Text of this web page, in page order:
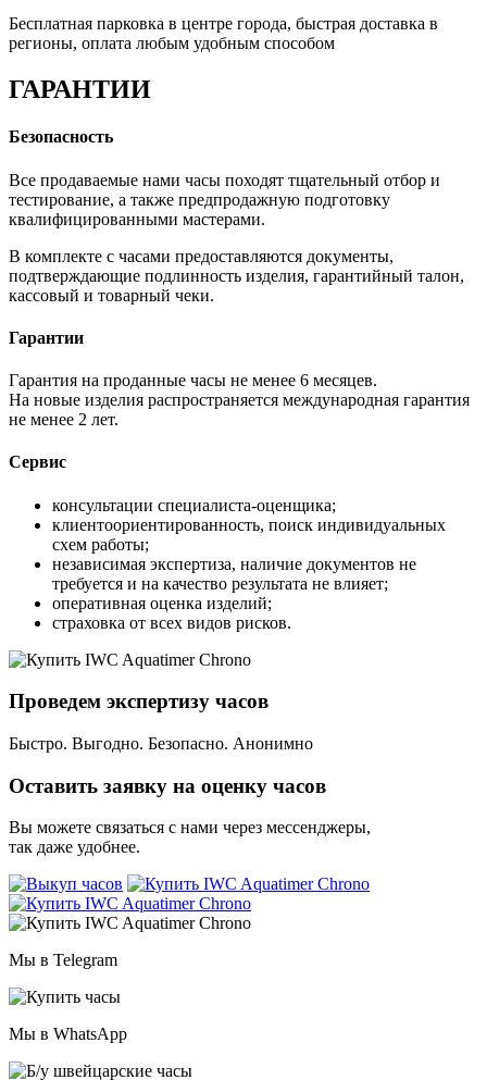
Бесплатная парковка в центре города, быстрая доставка в
регионы, оплата любым удобным способом
ГАРАНТИИ
Безопасность
Все продаваемые нами часы походят тщательный отбор и
тестирование, а также предпродажную подготовку
квалифицированными мастерами.
В комплекте с часами предоставляются документы,
подтверждающие подлинность изделия, гарантийный талон,
кассовый и товарный чеки.
Гарантии
Гарантия на проданные часы не менее 6 месяцев.
На новые изделия распространяется международная гарантия
не менее 2 лет.
Сервис
консультации специалиста-оценщика;
клиентоориентированность, поиск индивидуальных
схем работы;
независимая экспертиза, наличие документов не
требуется и на качество результата не влияет;
оперативная оценка изделий;
страховка от всех видов рисков.
Проведем экспертизу часов
Быстро. Выгодно. Безопасно. Анонимно
Оставить заявку на оценку часов
Вы можете связаться с нами через мессенджеры,
так даже удобнее.
Мы в Telegram
Мы в WhatsApp